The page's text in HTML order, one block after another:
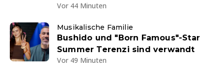
Vor 44 Minuten
Musikalische Familie
Bushido und "Born Famous"-Star
Summer Terenzi sind verwandt
Vor 49 Minuten